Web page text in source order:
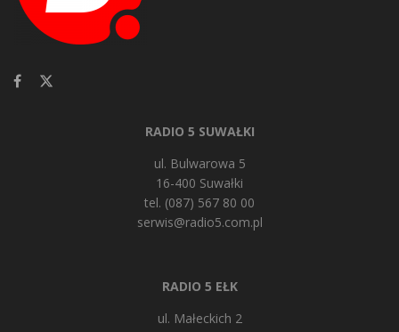
RADIO 5 SUWAŁKI
ul. Bulwarowa 5
16-400 Suwałki
tel. (087) 567 80 00
serwis@radio5.com.pl
RADIO 5 EŁK
ul. Małeckich 2